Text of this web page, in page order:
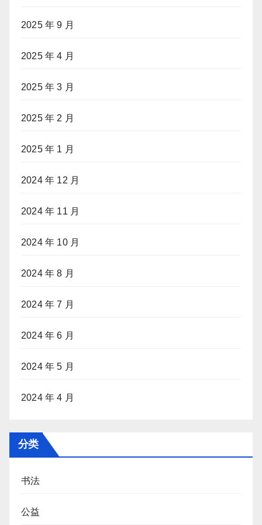
2025 年 9 月
2025 年 4 月
2025 年 3 月
2025 年 2 月
2025 年 1 月
2024 年 12 月
2024 年 11 月
2024 年 10 月
2024 年 8 月
2024 年 7 月
2024 年 6 月
2024 年 5 月
2024 年 4 月
分类
书法
公益